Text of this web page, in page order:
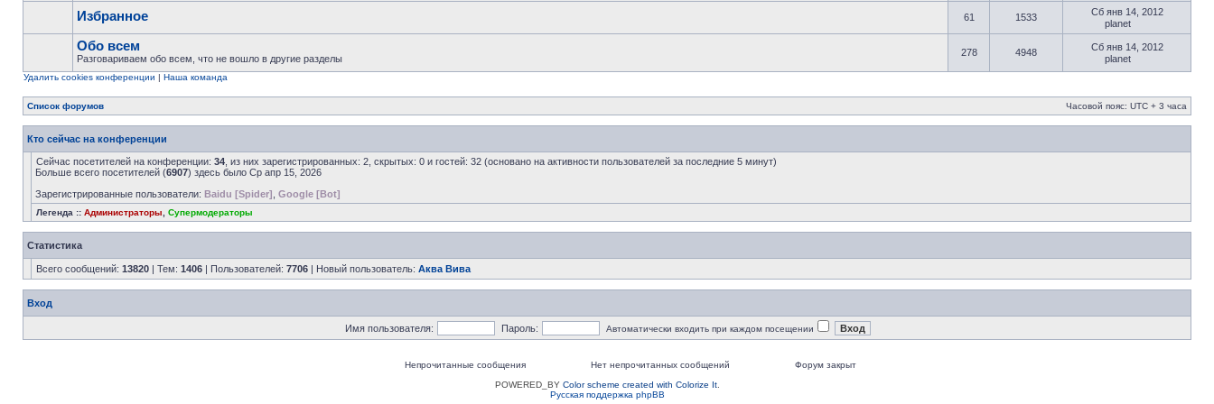
Избранное 61 1533
Сб янв 14, 2012
planet
Обо всем
Разговариваем обо всем, что не вошло в другие разделы
278 4948
Сб янв 14, 2012
planet
Удалить cookies конференции | Наша команда
Список форумов Часовой пояс: UTC + 3 часа
Кто сейчас на конференции
Сейчас посетителей на конференции: 34 , из них зарегистрированных: 2, скрытых: 0 и гостей: 32 (основано на активности пользователей за последние 5 минут)
Больше всего посетителей (6907) здесь было Ср апр 15, 2026
Зарегистрированные пользователи: Baidu [Spider] Google [Bot]
Легенда :: Администраторы Супермодераторы
Статистика
Всего сообщений: 13820 | Тем: 1406 | Пользователей: 7706 | Новый пользователь: Аква Вива
Вход
Имя пользователя: Пароль: Автоматически входить при каждом посещении
Непрочитанные сообщения Нет непрочитанных сообщений
Форум закрыт
POWERED_BY Color scheme created with Colorize It.
Русская поддержка phpBB